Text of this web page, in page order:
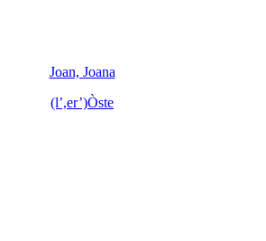
Joan, Joana
(l’,er’)Òste